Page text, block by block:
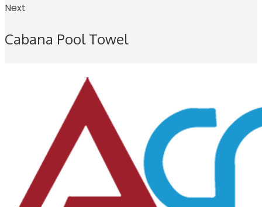
Next
Cabana Pool Towel